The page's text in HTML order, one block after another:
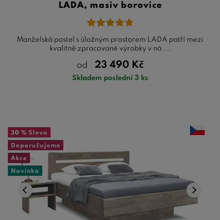
LADA, masiv borovice
Manželská postel s úložným prostorem LADA patří mezi
kvalitně zpracované výrobky v ná ...
od 23 490 Kč
Skladem poslední 3 ks
30 % Sleva
Doporučujeme
Akce
Novinka